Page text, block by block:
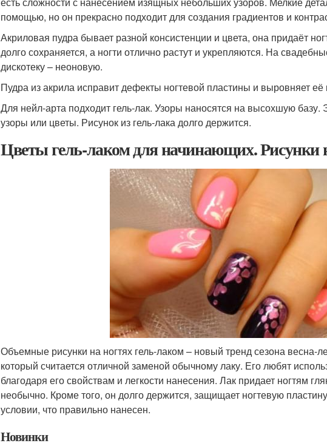
помощью, но он прекрасно подходит для создания градиентов и
Акриловая пудра бывает разной консистенции и цвета, она придаёт
долго сохраняется, а ногти отлично растут и укрепляются. На
дискотеку – неоновую.
Пудра из акрила исправит дефекты ногтевой пластины и выровняет её
Для нейл-арта подходит гель-лак. Узоры наносятся на высохшую базу.
узоры или цветы. Рисунок из гель-лака долго держится.
Цветы гель-лаком для начинающих. Рисунки
Объемные рисунки на ногтях гель-лаком – новый тренд сезона весна-
который считается отличной заменой обычному лаку. Его любят
благодаря его свойствам и легкости нанесения. Лак придает ногтям
необычно. Кроме того, он долго держится, защищает ногтевую
условии, что правильно нанесен.
Новинки